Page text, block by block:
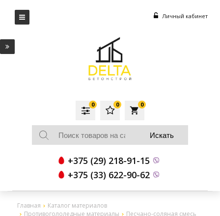
Личный кабинет
local_grocery_store
0
0
0
+375 (29) 218-91-15
+375 (33) 622-90-62
Главная
Каталог материалов
Противогололедные материалы
Песчано-соляная смесь